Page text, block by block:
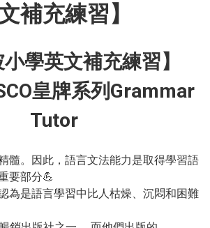
補充練習】
小學英文補充練習】
皇牌系列Grammar
Tutor
髓。因此，語言文法能力是取得學習語
要部分💪
為是語言學習中比人枯燥、沉悶和困難